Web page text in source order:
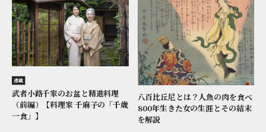
連載
武者小路千家のお盆と精進料理
（前編）【料理家 千麻子の「千歳
一食」】
八百比丘尼とは？人魚の肉を食べ
800年生きた女の生涯とその結末
を解説